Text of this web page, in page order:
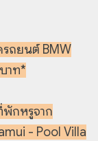
รถยนต์ BMW
าท*
พักหรูจาก
- Pool Villa